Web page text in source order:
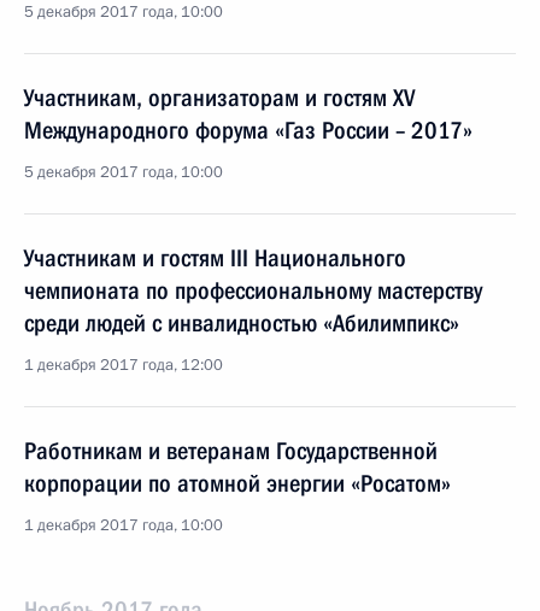
5 декабря 2017 года, 10:00
Участникам, организаторам и гостям XV
Международного форума «Газ России – 2017»
5 декабря 2017 года, 10:00
Участникам и гостям III Национального
чемпионата по профессиональному мастерству
среди людей с инвалидностью «Абилимпикс»
1 декабря 2017 года, 12:00
Работникам и ветеранам Государственной
корпорации по атомной энергии «Росатом»
1 декабря 2017 года, 10:00